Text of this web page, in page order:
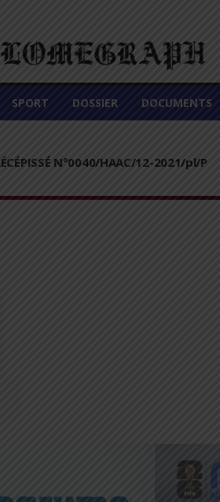
SPORT DOSSIER DOCUMENTS
N°0040/HAAC/12-2021/pl/P